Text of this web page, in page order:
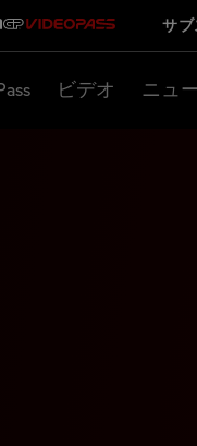
サブ
ビデオ ニュ